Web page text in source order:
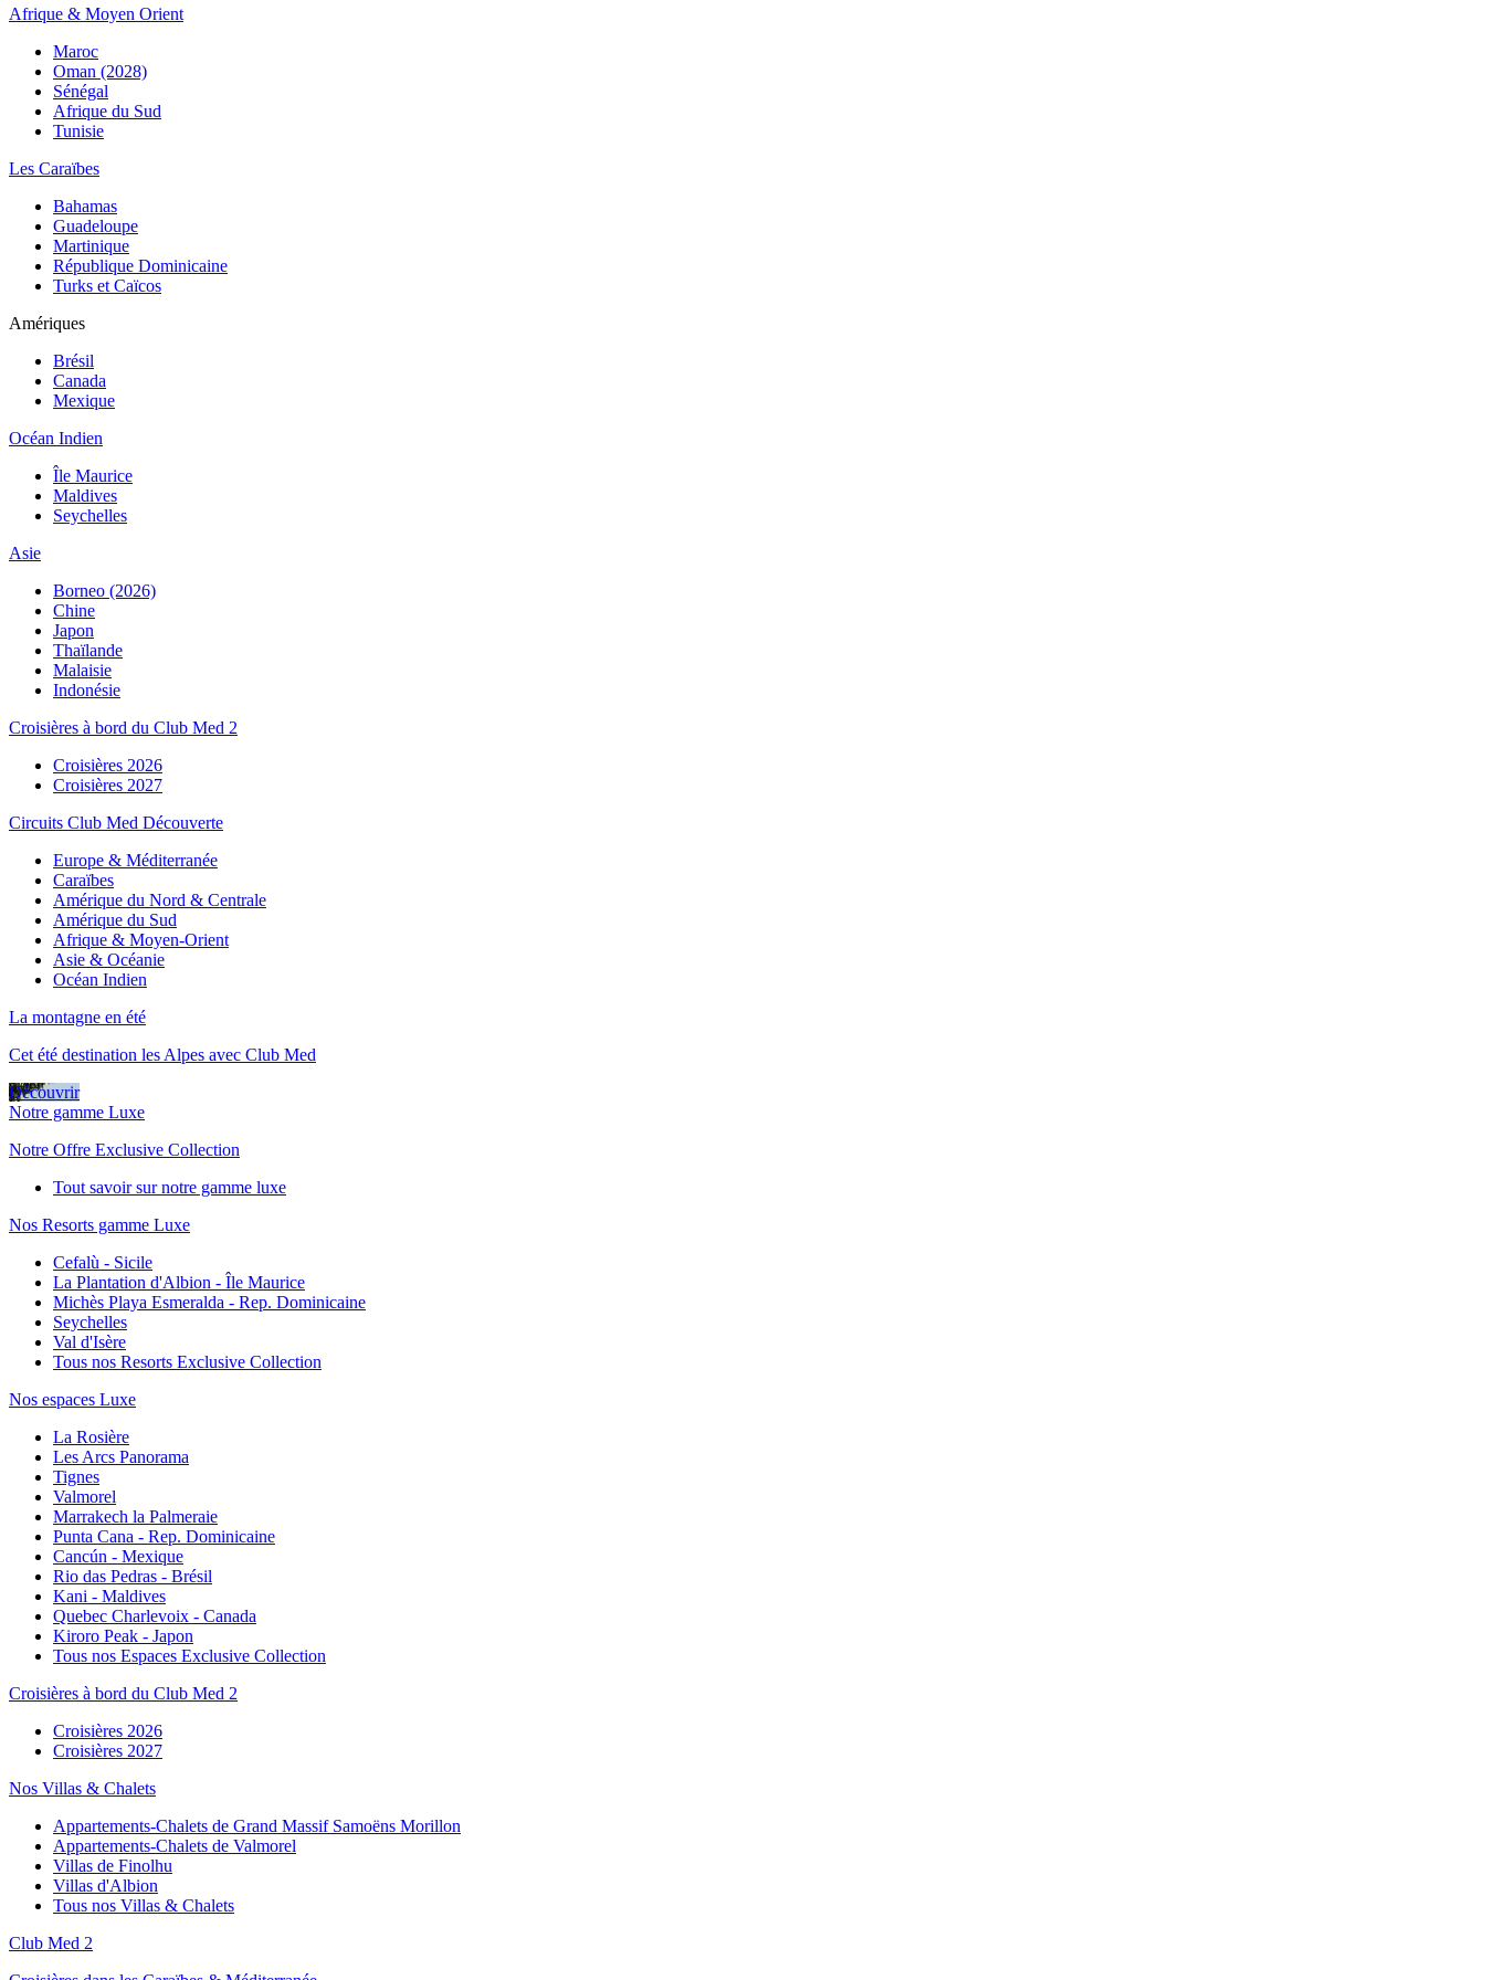
Afrique & Moyen Orient
Maroc
Oman (2028)
Sénégal
Afrique du Sud
Tunisie
Les Caraïbes
Bahamas
Guadeloupe
Martinique
République Dominicaine
Turks et Caïcos
Amériques
Brésil
Canada
Mexique
Océan Indien
Île Maurice
Maldives
Seychelles
Asie
Borneo (2026)
Chine
Japon
Thaïlande
Malaisie
Indonésie
Croisières à bord du Club Med 2
Croisières 2026
Croisières 2027
Circuits Club Med Découverte
Europe & Méditerranée
Caraïbes
Amérique du Nord & Centrale
Amérique du Sud
Afrique & Moyen-Orient
Asie & Océanie
Océan Indien
La montagne en été
Cet été destination les Alpes avec Club Med
Découvrir
Notre gamme Luxe
Notre Offre Exclusive Collection
Tout savoir sur notre gamme luxe
Nos Resorts gamme Luxe
Cefalù - Sicile
La Plantation d'Albion - Île Maurice
Michès Playa Esmeralda - Rep. Dominicaine
Seychelles
Val d'Isère
Tous nos Resorts Exclusive Collection
Nos espaces Luxe
La Rosière
Les Arcs Panorama
Tignes
Valmorel
Marrakech la Palmeraie
Punta Cana - Rep. Dominicaine
Cancún - Mexique
Rio das Pedras - Brésil
Kani - Maldives
Quebec Charlevoix - Canada
Kiroro Peak - Japon
Tous nos Espaces Exclusive Collection
Croisières à bord du Club Med 2
Croisières 2026
Croisières 2027
Nos Villas & Chalets
Appartements-Chalets de Grand Massif Samoëns Morillon
Appartements-Chalets de Valmorel
Villas de Finolhu
Villas d'Albion
Tous nos Villas & Chalets
Club Med 2